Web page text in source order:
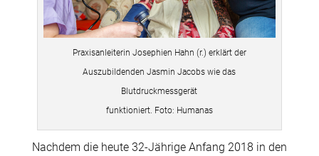
Praxisanleiterin Josephien Hahn (r.) erklärt der
Auszubildenden Jasmin Jacobs wie das
Blutdruckmessgerät
funktioniert. Foto: Humanas
Nachdem die heute 32-Jährige Anfang 2018 in den